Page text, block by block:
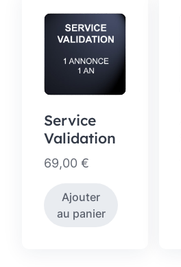
Service
Validation
69,00 €
Ajouter
au panier